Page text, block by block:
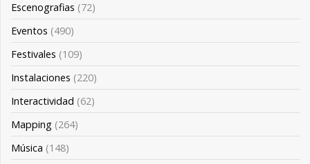
Escenografias (72)
Eventos (490)
Festivales (109)
Instalaciones (220)
Interactividad (62)
Mapping (264)
Música (148)